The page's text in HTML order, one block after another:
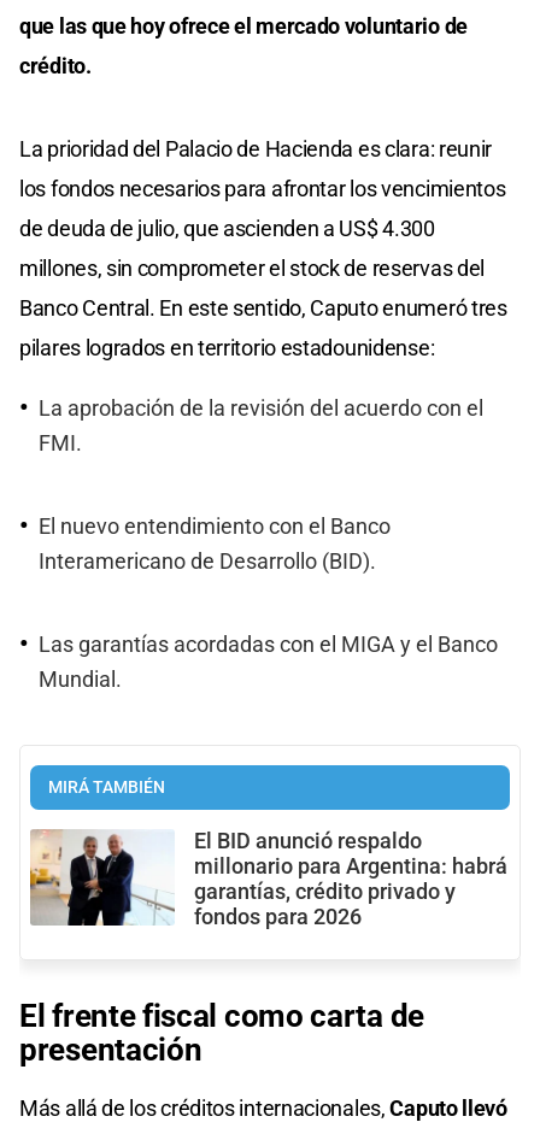
que las que hoy ofrece el mercado voluntario de
crédito.
La prioridad del Palacio de Hacienda es clara: reunir
los fondos necesarios para afrontar los vencimientos
de deuda de julio, que ascienden a US$ 4.300
millones, sin comprometer el stock de reservas del
Banco Central. En este sentido, Caputo enumeró tres
pilares logrados en territorio estadounidense:
La aprobación de la revisión del acuerdo con el
FMI.
El nuevo entendimiento con el Banco
Interamericano de Desarrollo (BID).
Las garantías acordadas con el MIGA y el Banco
Mundial.
MIRÁ TAMBIÉN
El BID anunció respaldo
millonario para Argentina: habrá
garantías, crédito privado y
fondos para 2026
El frente fiscal como carta de
presentación
Más allá de los créditos internacionales,Caputo llevó